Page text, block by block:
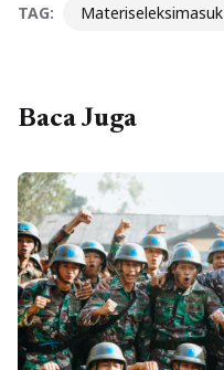
TAG: Materiseleksimasuk
Baca Juga